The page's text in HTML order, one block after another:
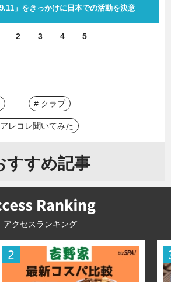
9.11」をきっかけに日本での活動を決意
2 3 4 5
# クラブ
レコレ聞いてみた
すすめ記事
アクセスランキング